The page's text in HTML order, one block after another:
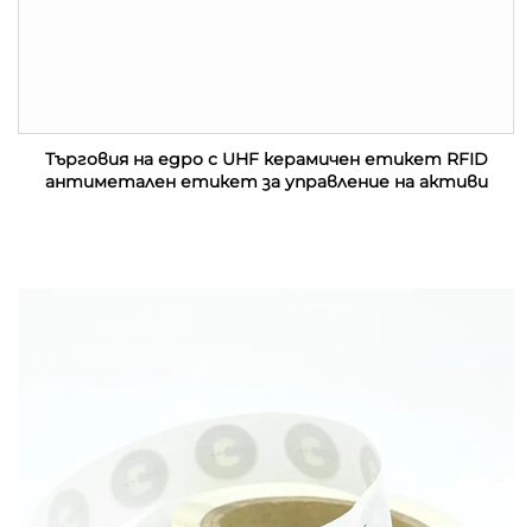
Търговия на едро с UHF керамичен етикет RFID
антиметален етикет за управление на активи